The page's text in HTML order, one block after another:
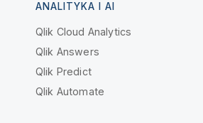
ANALITYKA I AI
Qlik Cloud Analytics
Qlik Answers
Qlik Predict
Qlik Automate